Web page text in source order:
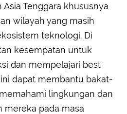
Tenggara khususnya
wilayah yang masih
teknologi. Di
kesempatan untuk
dan mempelajari best
dapat membantu bakat-
lingkungan dan
mereka pada masa